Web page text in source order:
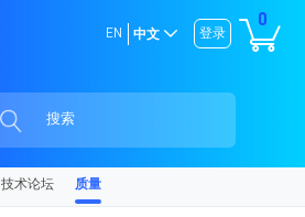
0
登录
EN 中文
搜索
技术论坛 质量